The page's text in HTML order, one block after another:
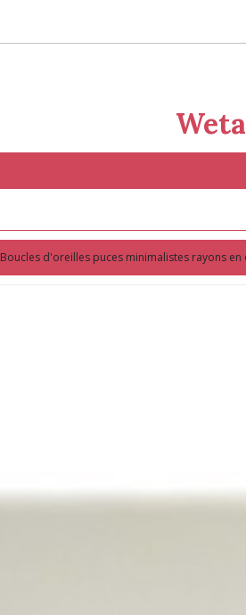
Boucles d'oreilles puces minimalistes rayons